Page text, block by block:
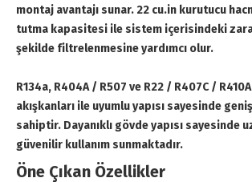
montaj avantajı sunar. 22 cu.in kurutucu
tutma kapasitesi ile sistem içerisindeki
şekilde filtrelenmesine yardımcı olur.
R134a, R404A / R507 ve R22 / R407C /
akışkanları ile uyumlu yapısı sayesinde
sahiptir. Dayanıklı gövde yapısı sayesinde
güvenilir kullanım sunmaktadır.
Öne Çıkan Özellikler